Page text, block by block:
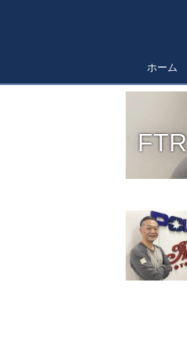
ホーム
FTR